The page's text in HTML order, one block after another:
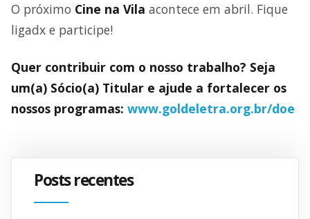
O próximo Cine na Vila acontece em abril. Fique
ligadx e participe!
Quer contribuir com o nosso trabalho? Seja
um(a) Sócio(a) Titular e ajude a fortalecer os
nossos programas: www.goldeletra.org.br/doe
Posts recentes